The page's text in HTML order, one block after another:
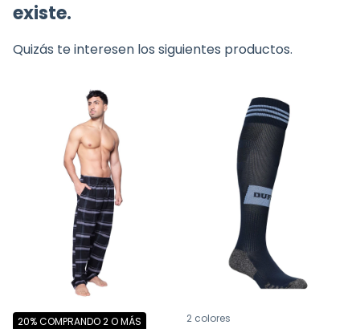
existe.
Quizás te interesen los siguientes productos.
20%COMPRANDO 2 O MÁS 2 colores